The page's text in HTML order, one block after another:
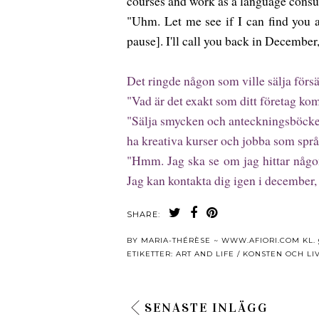
"Uhm. Let me see if I can find you
pause]. I'll call you back in
Det ringde någon som ville sälja
"Vad är det exakt som ditt företag
"Sälja smycken och
ha kreativa kurser och jobba som
"Hmm. Jag ska se om jag hittar
Jag kan kontakta dig igen i
SHARE:
BY MARIA-THÉRÈSE ~ WWW.AFIORI.COM KL.
ETIKETTER: ART AND LIFE / KONSTEN OCH
SENASTE INLÄGG